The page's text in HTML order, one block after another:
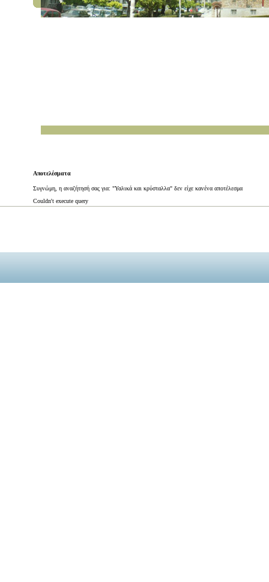
Αποτελέσματα
Συγνώμη, η αναζήτησή σας για: "Υαλικά και κρύσταλλα" δεν είχε κανένα αποτέλεσμα
Couldn't execute query